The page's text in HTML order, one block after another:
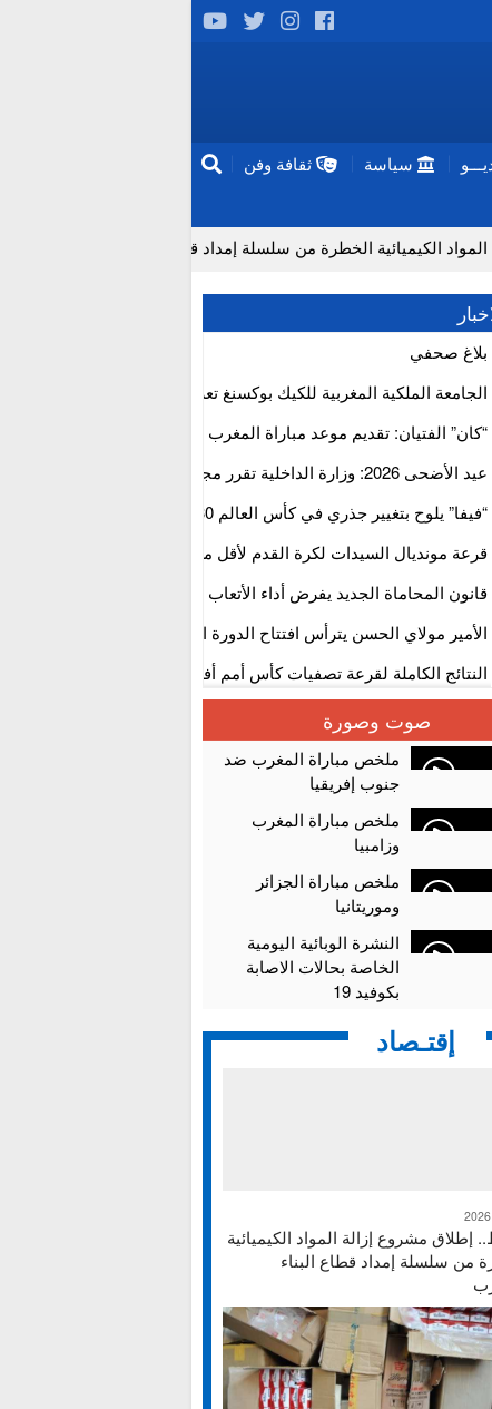
سياسة
ثقافة وفن
الخطرة من سلسلة إمداد قطاع البناء بالمغرب
بلاغ صحفي
الجامعة الملكية المغربية للكيك بوكسنغ تعرب عن ارتياحها للتجاوب
للمجلس الأعلى للحسابات
“كان” الفتيان: تقديم موعد مباراة المغرب والكاميرون بسبب نهائي
إفريقيا
عيد الأضحى 2026: وزارة الداخلية تقرر مجانية ولوج أسواق الماشية
استنفار” لتنظيمها
“فيفا” يلوح بتغيير جذري في كأس العالم 2030
المستوى الأول
قانون المحاماة الجديد يفرض أداء الأتعاب التي تفوق 10 آلاف درهم بالشيك
الأمير مولاي الحسن يترأس افتتاح الدورة الثالثة من معرض المغرب
الألعاب الإلكترونية
النتائج الكاملة لقرعة تصفيات كأس أمم أفريقيا 2027
سلا.. توقيف ثلاثة مروجين وحجز أكثر من 4300 قرص مخدر وكوكايين وإكستازي
أقراص مهلوسة داخل فضاء للشيشة تستنفر شرطة أكادير
صوت وصورة
ملخص مباراة المغرب ضد
جنوب إفريقيا
ملخص مباراة المغرب
وزامبيا
ملخص مباراة الجزائر
وموريتانيا
النشرة الوبائية اليومية
الخاصة بحالات الاصابة
بكوفيد 19
إقتـصاد
إطلاق مشروع إزالة المواد الكيميائية
من سلسلة إمداد قطاع البناء